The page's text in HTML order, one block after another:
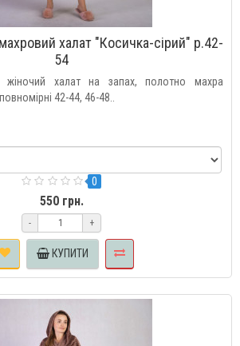
халат "Косичка-сірий" р.42-
54
жіночий халат на запах, полотно махра
42-44, 46-48..
0
550 грн.
- +
КУПИТИ